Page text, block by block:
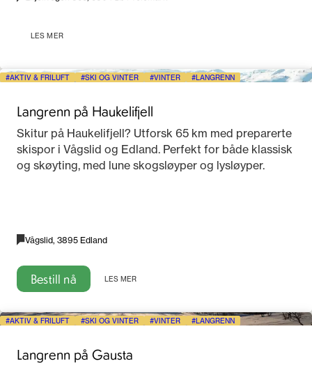
LES MER
AKTIV & FRILUFT SKI OG VINTER VINTER LANGRENN
Langrenn på Haukelifjell
Skitur på Haukelifjell? Utforsk 65 km med preparerte
skispor i Vågslid og Edland. Perfekt for både klassisk
og skøyting, med lune skogsløyper og lysløyper.
Vågslid, 3895 Edland
Bestill nå LES MER
AKTIV & FRILUFT SKI OG VINTER VINTER LANGRENN
Langrenn på Gausta